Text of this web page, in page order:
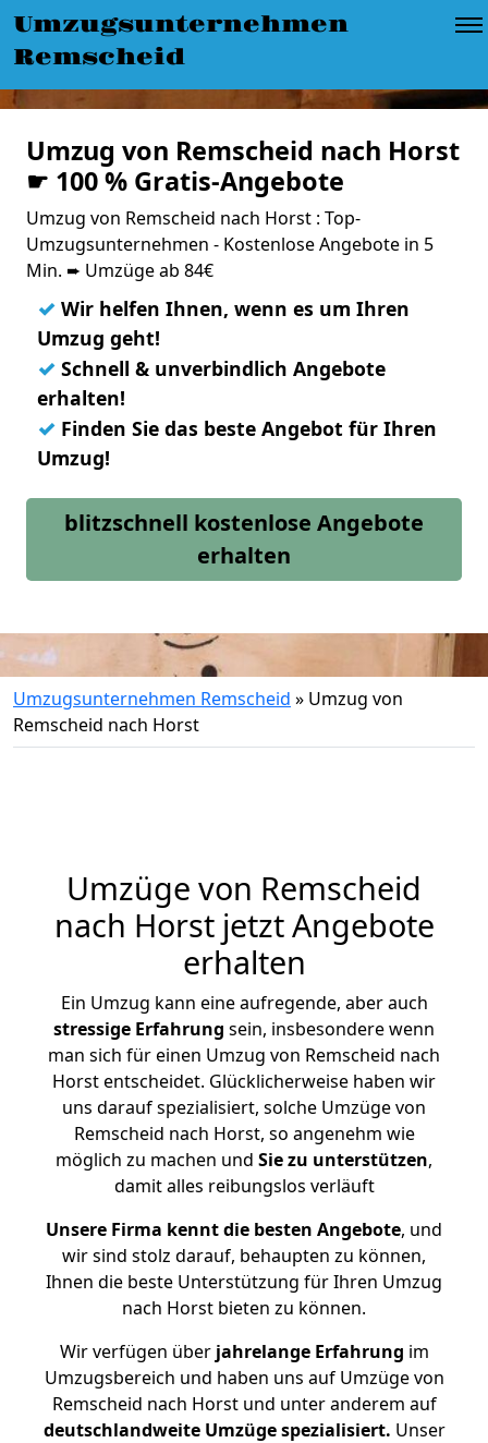
Umzugsunternehmen
Remscheid
Umzug von Remscheid nach Horst
☛ 100 % Gratis-Angebote
Umzug von Remscheid nach Horst : Top-
Umzugsunternehmen - Kostenlose Angebote in 5
Min. ➨ Umzüge ab 84€
✓ Wir helfen Ihnen, wenn es um Ihren
Umzug geht!
✓ Schnell & unverbindlich Angebote
erhalten!
✓ Finden Sie das beste Angebot für Ihren
Umzug!
blitzschnell kostenlose Angebote
erhalten
Umzugsunternehmen Remscheid » Umzug von
Remscheid nach Horst
Umzüge von Remscheid
nach Horst jetzt Angebote
erhalten
Ein Umzug kann eine aufregende, aber auch
stressige Erfahrung sein, insbesondere wenn
man sich für einen Umzug von Remscheid nach
Horst entscheidet. Glücklicherweise haben wir
uns darauf spezialisiert, solche Umzüge von
Remscheid nach Horst, so angenehm wie
möglich zu machen und Sie zu unterstützen,
damit alles reibungslos verläuft
Unsere Firma kennt die besten Angebote, und
wir sind stolz darauf, behaupten zu können,
Ihnen die beste Unterstützung für Ihren Umzug
nach Horst bieten zu können.
Wir verfügen überjahrelange Erfahrung im
Umzugsbereich und haben uns auf Umzüge von
Remscheid nach Horst und unter anderem auf
deutschlandweite Umzüge spezialisiert. Unser